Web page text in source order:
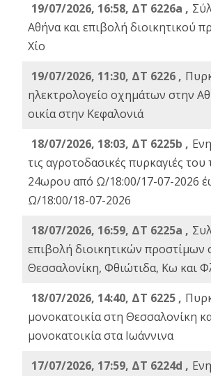
19/07/2026, 16:58, ΔΤ 6226a ,
Αθήνα και επιβολή διοικητικού
Χίο
19/07/2026, 11:30, ΔΤ 6226 ,
ηλεκτρολογείο οχημάτων στην
οικία στην Κεφαλονιά
18/07/2026, 18:03, ΔΤ 6225b ,
τις αγροτοδασικές πυρκαγιές του
24ωρου από Ω/18:00/17-07-2026
Ω/18:00/18-07-2026
18/07/2026, 16:59, ΔT 6225a ,
επιβολή διοικητικών προστίμων
Θεσσαλονίκη, Φθιώτιδα, Κω και
18/07/2026, 14:40, ΔΤ 6225 ,
μονοκατοικία στη Θεσσαλονίκη
μονοκατοικία στα Ιωάννινα
17/07/2026, 17:59, ΔΤ 6224d ,